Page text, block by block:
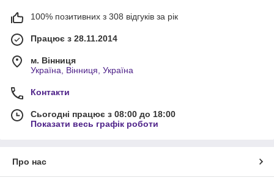
100% позитивних з 308 відгуків за рік
Працює з 28.11.2014
м. Вінниця
Україна, Вінниця, Україна
Контакти
Сьогодні працює з 08:00 до 18:00
Показати весь графік роботи
Про нас